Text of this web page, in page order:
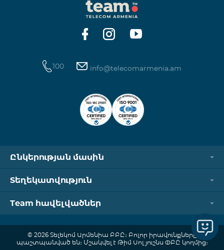
100 info@telecomarmenia.am
Ընկերության մասին
Տեղեկատվություն
Team հավելվածներ
© 2026 Տելեկոմ Արմենիա ԲԲԸ։ Բոլոր իրավունքները
պաշտպանված են։ Մշակվել է Թիմ Սոլյուշնս ՓԲԸ կողմից։